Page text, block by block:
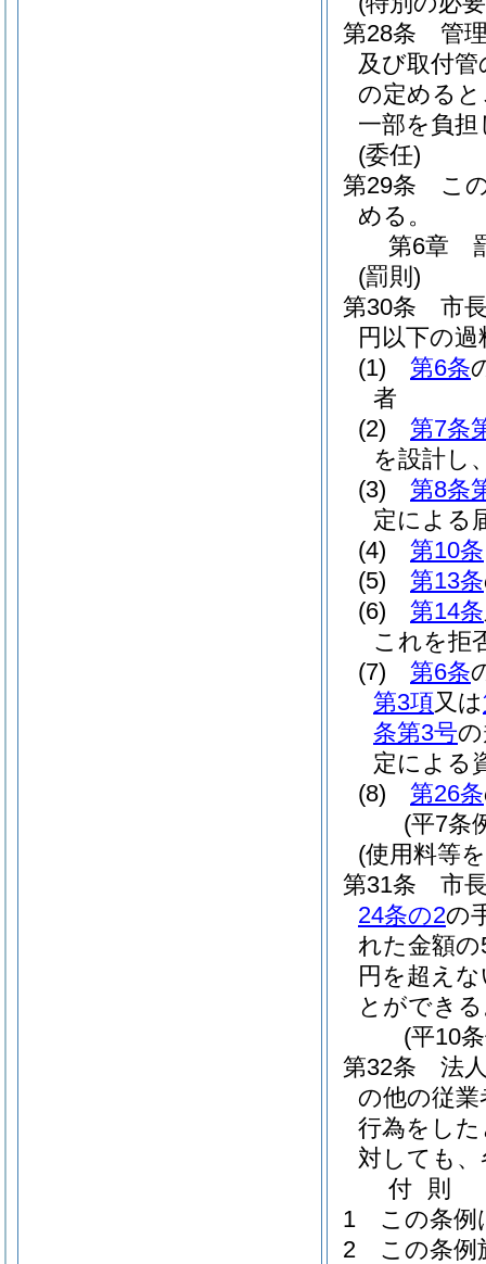
第28条
管
及び取付
の定める
一部を負
(委任)
第29条
こ
める。
第6章
(罰則)
第30条
市
円以下の
(1)
第6条
者
(2)
第7条
を設計し
(3)
第8条
定による
(4)
第10条
(5)
第13条
(6)
第14条
これを拒
(7)
第6条
第3項又は
条第3号
定による
(8)
第26条
(平7条
(使用料等
第31条
市
24条の2の
れた金額
円を超え
とができ
(平10
第32条
法
の他の従
行為をし
対しても
付 則
1
この条例
2
この条例